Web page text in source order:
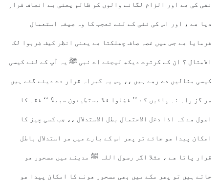
نفی کی ھے اور الزام لگانے والوں کو ظالم یعنی بے انصاف قرار
دیا ھے ، اور اس کی نفی کے لئے تعجب کا وہ صیغہ استعمال
فرمایا ھے جس میں غصہ صاف چھلکتا ھے یعنی انظر کیف ضربوا لک
الامثال ؟ ان کے کرتوت دیکھ لیجئے اے نبی ﷺ یہ آپ کے لئے کیسی
کیسی مثالیں دے رھے ہیں ،، پس یہ گمراہ قرار دے دیئے گئے ہیں
ھر گز راہ نہ پائیں گے ’’ فضلوا فلا یستطیعون سبیلاً ‘‘ فقہ کا
اصول ھے کہ اذا دخل الاحتمال بطل الاستدلال ،، جب کسی چیز کا
امکان پیدا ھو جائے تو پھر اس کے بارے میں ھر استدلال باطل
قرار پاتا ھے ، مثلا اگر رسول اللہ ﷺ مدینے میں مسحور ھو
جاتے ہیں تو پھر مکے میں بھی مسحور ھونے کا امکان پیدا ھو